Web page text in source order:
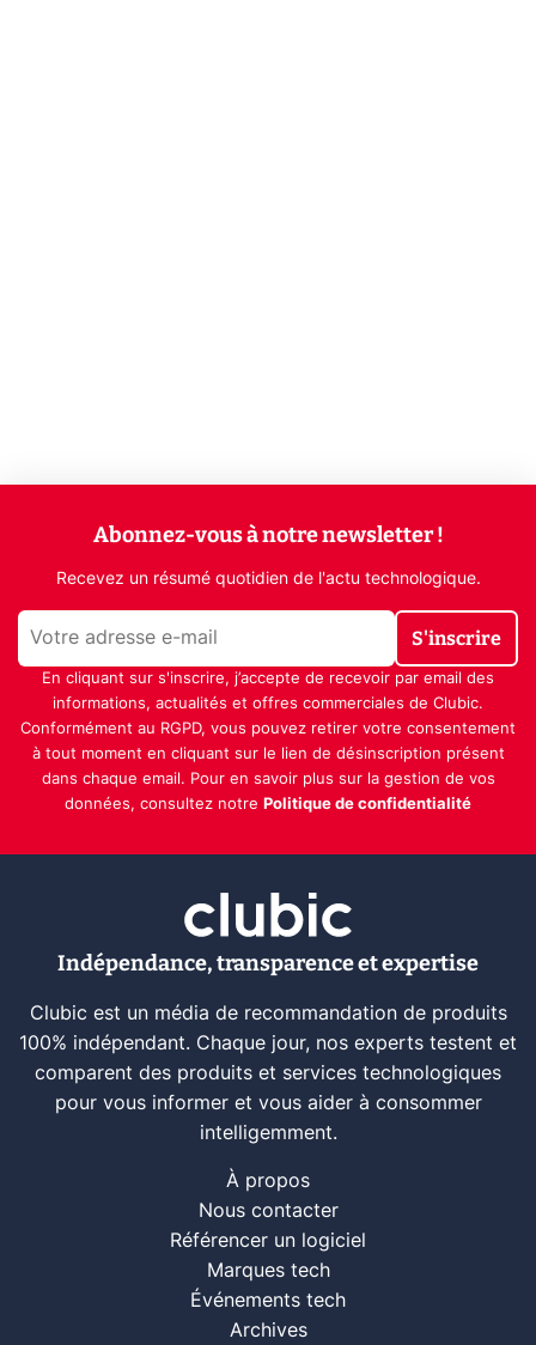
Abonnez-vous à notre newsletter !
Recevez un résumé quotidien de l'actu technologique.
S'inscrire
En cliquant sur s'inscrire, j’accepte de recevoir par email des
informations, actualités et offres commerciales de Clubic.
Conformément au RGPD, vous pouvez retirer votre consentement
à tout moment en cliquant sur le lien de désinscription présent
dans chaque email. Pour en savoir plus sur la gestion de vos
données, consultez notre Politique de confidentialité
Indépendance, transparence et expertise
Clubic est un média de recommandation de produits
100% indépendant. Chaque jour, nos experts testent et
comparent des produits et services technologiques
pour vous informer et vous aider à consommer
intelligemment.
À propos
Nous contacter
Référencer un logiciel
Marques tech
Événements tech
Archives